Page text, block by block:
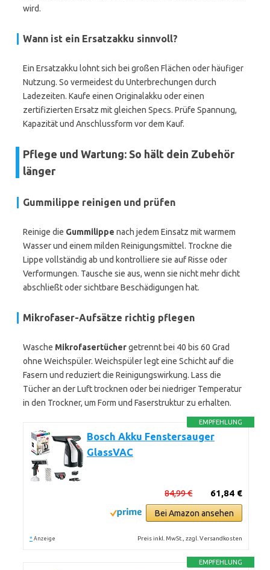
wird.
Wann ist ein Ersatzakku sinnvoll?
Ein Ersatzakku lohnt sich bei großen Flächen oder häufiger
Nutzung. So vermeidest du Unterbrechungen durch
Ladezeiten. Kaufe einen Originalakku oder einen
zertifizierten Ersatz mit gleichen Specs. Prüfe Spannung,
Kapazität und Anschlussform vor dem Kauf.
Pflege und Wartung: So hält dein Zubehör
länger
Gummilippe reinigen und prüfen
Reinige die Gummilippe nach jedem Einsatz mit warmem
Wasser und einem milden Reinigungsmittel. Trockne die
Lippe vollständig ab und kontrolliere sie auf Risse oder
Verformungen. Tausche sie aus, wenn sie nicht mehr dicht
abschließt oder sichtbare Beschädigungen hat.
Mikrofaser-Aufsätze richtig pflegen
Wasche Mikrofasertüchergetrennt bei 40 bis 60 Grad
ohne Weichspüler. Weichspüler legt eine Schicht auf die
Fasern und reduziert die Reinigungswirkung. Lass die
Tücher an der Luft trocknen oder bei niedriger Temperatur
in den Trockner, um Form und Faserstruktur zu erhalten.
EMPFEHLUNG
Bosch Akku Fenstersauger
GlassVAC
61,84 €
84,99 €
Bei Amazon ansehen
* Anzeige Preis inkl. MwSt., zzgl. Versandkosten
EMPFEHLUNG